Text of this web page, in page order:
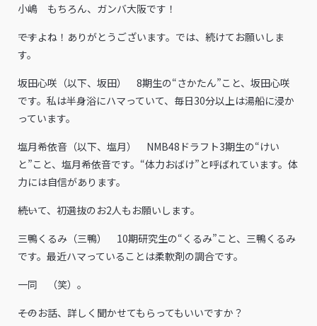
小嶋 もちろん、ガンバ大阪です！
――ですよね！ありがとうございます。では、続けてお願いしま
す。
坂田心咲（以下、坂田） 8期生の“さかたん”こと、坂田心咲
です。私は半身浴にハマっていて、毎日30分以上は湯船に浸か
っています。
塩月希依音（以下、塩月） NMB48ドラフト3期生の“けい
と”こと、塩月希依音です。“体力おばけ”と呼ばれています。体
力には自信があります。
――続いて、初選抜のお2人もお願いします。
三鴨くるみ（三鴨） 10期研究生の“くるみ”こと、三鴨くるみ
です。最近ハマっていることは柔軟剤の調合です。
一同 （笑）。
――そのお話、詳しく聞かせてもらってもいいですか？